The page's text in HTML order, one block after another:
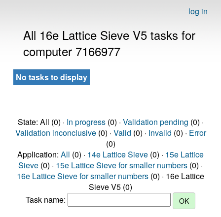
log in
All 16e Lattice Sieve V5 tasks for
computer 7166977
No tasks to display
State: All (0) · In progress(0) · Validation pending (0) ·
Validation inconclusive(0) · Valid (0) · Invalid (0) · Error
(0)
Application: All (0) · 14e Lattice Sieve (0) · 15e Lattice
Sieve (0) · 15e Lattice Sieve for smaller numbers (0) ·
16e Lattice Sieve for smaller numbers (0) · 16e Lattice
Sieve V5 (0)
Task name: